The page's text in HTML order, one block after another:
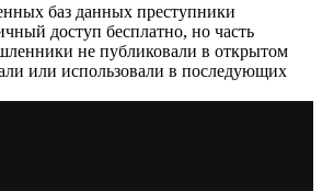
баз данных преступники
доступ бесплатно, но часть
не публиковали в открытом
или использовали в последующих